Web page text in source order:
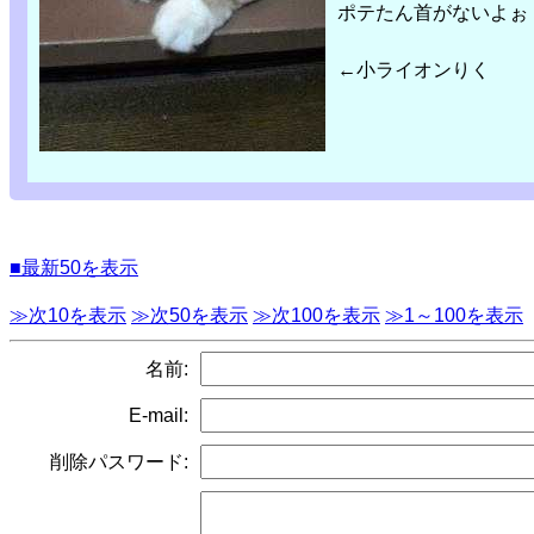
ポテたん首がないよぉ
←小ライオンりく
■最新50を表示
≫次10を表示 ≫次50を表示 ≫次100を表示 ≫1～100を表示
名前:
E-mail:
削除パスワード: